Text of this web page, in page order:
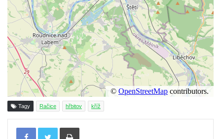
Boží muka na rozcestí východně od Chouče
Kříž na návsi v Lužici
Kříž na návsi v Dobrčicích
Kříž u domu čp. 3 v Chrámcích
Kříž u polní cesty severozápadně od Kozel
Údajný kříž na návsi v Kozlech
Centrální kříž hřbitova v Kozlech
Pamětní kříž na Lovoši
Tagy Račice hřbitov kříž
Tisknout